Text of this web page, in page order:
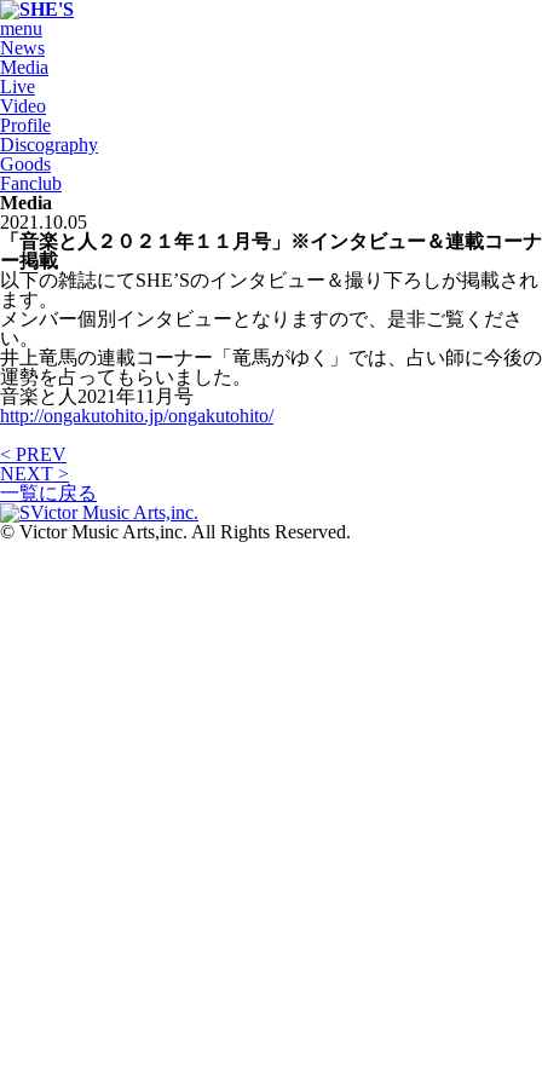
menu
News
Media
Live
Video
Profile
Discography
Goods
Fanclub
Media
2021.10.05
「音楽と人２０２１年１１月号」※インタビュー＆連載コーナ
ー掲載
以下の雑誌にてSHE’Sのインタビュー＆撮り下ろしが掲載され
ます。
メンバー個別インタビューとなりますので、是非ご覧くださ
い。
井上竜馬の連載コーナー「竜馬がゆく」では、占い師に今後の
運勢を占ってもらいました。
音楽と人2021年11月号
http://ongakutohito.jp/ongakutohito/
< PREV
NEXT >
一覧に戻る
© Victor Music Arts,inc. All Rights Reserved.